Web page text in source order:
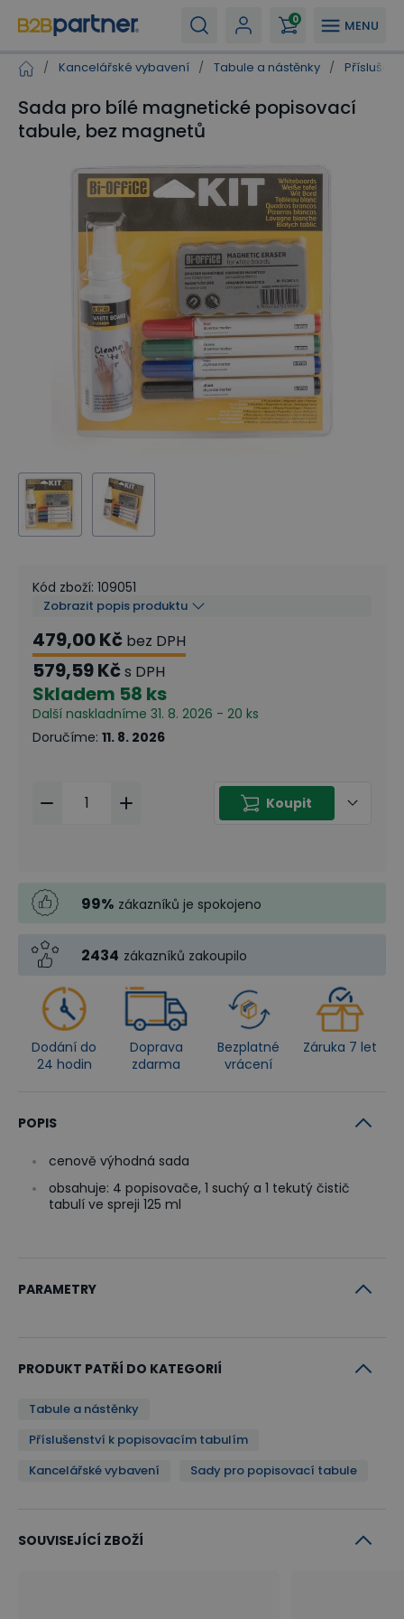
MENU
0
/ Kancelářské vybavení / Tabule a nástěnky /
Sada pro bílé magnetické popisovací
tabule, bez magnetů
Kód zboží: 109051
Zobrazit popis produktu
479,00 Kč bez DPH
579,59 Kčs DPH
Skladem 58 ks
Další naskladníme 31. 8. 2026 - 20 ks
Doručíme: 11. 8. 2026
Koupit
99% zákazníků je spokojeno
2434 zákazníků zakoupilo
Dodání do
24 hodin
Doprava
zdarma
Bezplatné
vrácení
Záruka 7 let
POPIS
cenově výhodná sada
obsahuje: 4 popisovače, 1 suchý a 1 tekutý čistič
tabulí ve spreji 125 ml
PARAMETRY
PRODUKT PATŘÍ DO KATEGORIÍ
Tabule a nástěnky
Příslušenství k popisovacím tabulím
Kancelářské vybavení
Sady pro popisovací tabule
SOUVISEJÍCÍ ZBOŽÍ